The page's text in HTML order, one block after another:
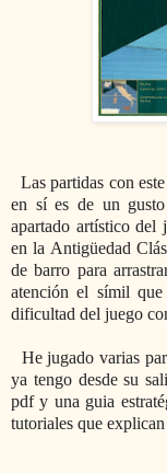
Las partidas con
en sí es de un
apartado artístico del
en la Antigüedad
de barro para
atención el símil
dificultad del juego
He jugado varias
ya tengo desde su
pdf y una guia
tutoriales que